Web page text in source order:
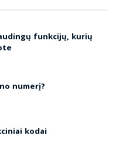
funkcijų, kurių
numerį?
kodai